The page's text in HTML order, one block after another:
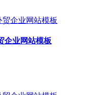
企业网站模板